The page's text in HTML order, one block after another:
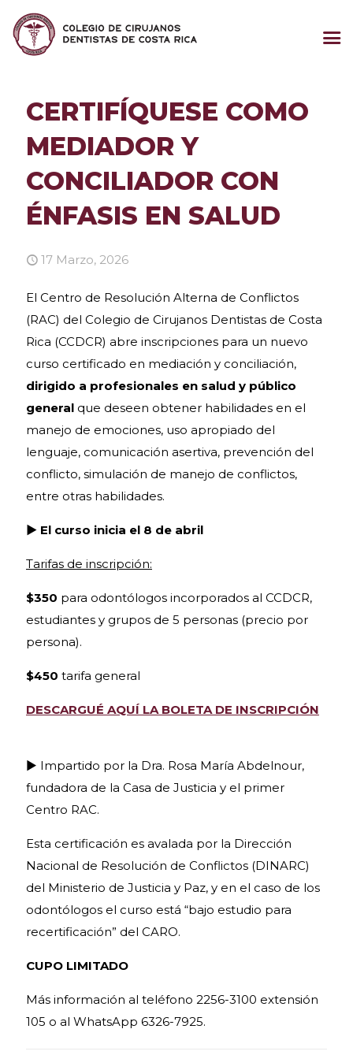
CERTIFÍQUESE COMO
MEDIADOR Y
CONCILIADOR CON
ÉNFASIS EN SALUD
17 Marzo, 2026
El Centro de Resolución Alterna de Conflictos
(RAC) del Colegio de Cirujanos Dentistas de Costa
Rica (CCDCR) abre inscripciones para un nuevo
curso certificado en mediación y conciliación,
dirigido a profesionales en salud y público
general que deseen obtener habilidades en el
manejo de emociones, uso apropiado del
lenguaje, comunicación asertiva, prevención del
conflicto, simulación de manejo de conflictos,
entre otras habilidades.
► El curso inicia el 8 de abril
Tarifas de inscripción:
$350 para odontólogos incorporados al CCDCR,
estudiantes y grupos de 5 personas (precio por
persona).
$450 tarifa general
DESCARGUÉ AQUÍ LA BOLETA DE INSCRIPCIÓN
► Impartido por la Dra. Rosa María Abdelnour,
fundadora de la Casa de Justicia y el primer
Centro RAC.
Esta certificación es avalada por la Dirección
Nacional de Resolución de Conflictos (DINARC)
del Ministerio de Justicia y Paz, y en el caso de los
odontólogos el curso está “bajo estudio para
recertificación” del CARO.
CUPO LIMITADO
Más información al teléfono 2256-3100 extensión
105 o al WhatsApp 6326-7925.